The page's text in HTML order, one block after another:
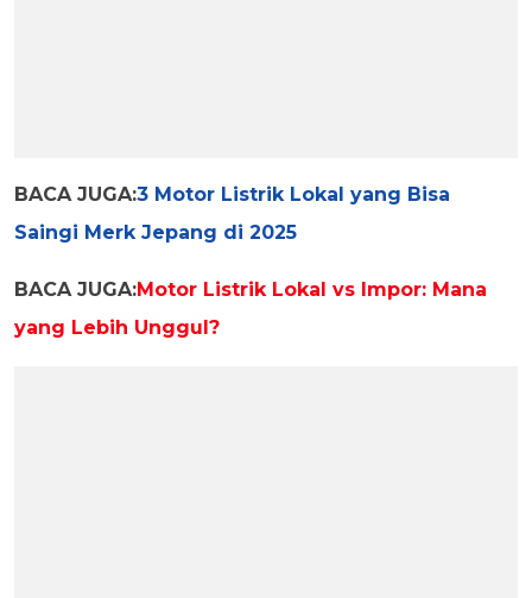
BACA JUGA:3 Motor Listrik Lokal yang Bisa
Saingi Merk Jepang di 2025
BACA JUGA:Motor Listrik Lokal vs Impor: Mana
yang Lebih Unggul?